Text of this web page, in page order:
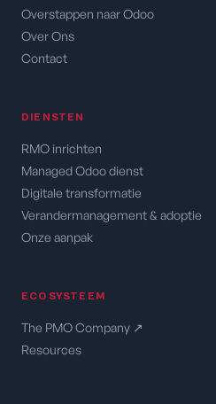
Overstappen naar Odoo
Over Ons
Contact
DIENSTEN
RMO inrichten
Managed Odoo dienst
Digitale transformatie
Verandermanagement & adoptie
Onze aanpak
ECOSYSTEEM
The PMO Company ↗
Resources